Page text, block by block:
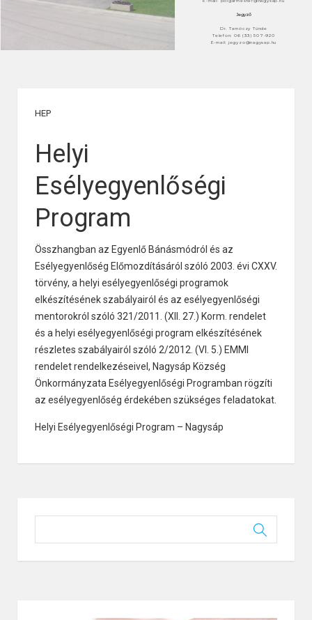
Jegyző
Dr. Tarnóczy Tünde
Telefon: 06 (33) 507-920
E-mail: jegyzo@nagysap.hu
HEP
Helyi
Esélyegyenlőségi
Program
Összhangban az Egyenlő Bánásmódról és az
Esélyegyenlőség Előmozdításáról szóló 2003. évi CXXV.
törvény, a helyi esélyegyenlőségi programok
elkészítésének szabályairól és az esélyegyenlőségi
mentorokról szóló 321/2011. (XII. 27.) Korm. rendelet
és a helyi esélyegyenlőségi program elkészítésének
részletes szabályairól szóló 2/2012. (VI. 5.) EMMI
rendelet rendelkezéseivel, Nagysáp Község
Önkormányzata Esélyegyenlőségi Programban rögzíti
az esélyegyenlőség érdekében szükséges feladatokat.
Helyi Esélyegyenlőségi Program – Nagysáp